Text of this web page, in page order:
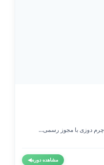
دوزی با مجوز رسمی...
مشاهده دوره◀